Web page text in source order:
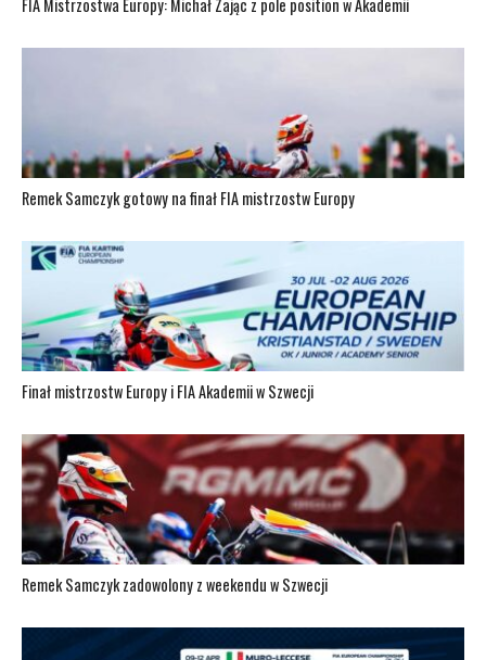
FIA Mistrzostwa Europy: Michał Zając z pole position w Akademii
Remek Samczyk gotowy na finał FIA mistrzostw Europy
Finał mistrzostw Europy i FIA Akademii w Szwecji
Remek Samczyk zadowolony z weekendu w Szwecji